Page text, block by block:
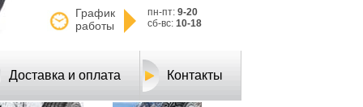
График
работы
пн-пт: 9-20
сб-вс: 10-18
Доставка и оплата Контакты